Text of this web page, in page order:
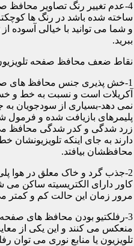
ساخته شده باشد در رنگ ها
و شما می توانید با خیالی آسوده
ببرید.
نقاط ضعف محافظ صفحه
1-خش پذیری جنس محافظ های
آکریلات است و نسبت به خط و
نمی دهد-بسیاری از سودجویان به
پلیمرهای بازیافت شده و فرمول
زرد شدگی و کدر شدگی محافظ
دارند به جای اینکه تلویزیونشان
محافظشان بیافتد.
2-جذب گرد و خاک معلق در هوا
کاور دارای الکتریسیته ساکن
مرور زمان این حالت کم و کمتر
3-رفلکتیو بودن محافظ های
منعکس می کنند و این یکی از
تلویزیون یا منابع نوری می توان